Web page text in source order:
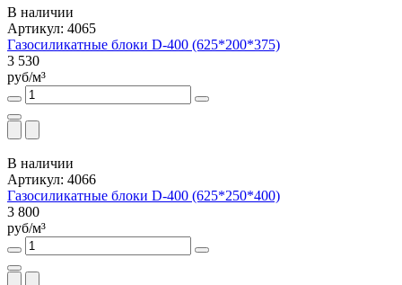
В наличии
Артикул: 4065
Газосиликатные блоки D-400 (625*200*375)
3 530
руб/м³
В наличии
Артикул: 4066
Газосиликатные блоки D-400 (625*250*400)
3 800
руб/м³